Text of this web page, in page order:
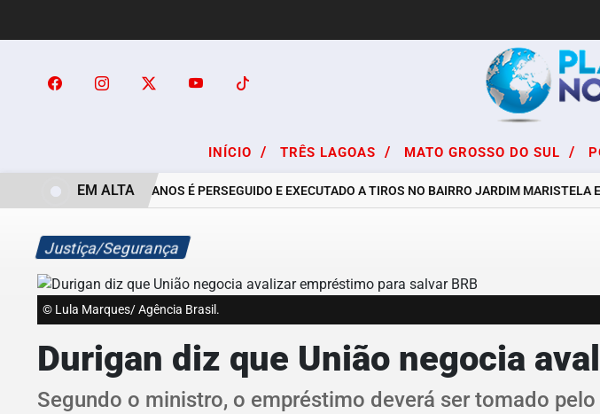
INÍCIO / TRÊS LAGOAS / MATO GROSSO DO SUL /
RAPAZ DE 24 ANOS É PERSEGUIDO E EXECUTADO A TIROS NO BAIRRO JARDIM MARISTELA
EM ALTA
Justiça/Segurança
© Lula Marques/ Agência Brasil.
Durigan diz que União negocia
Segundo o ministro, o empréstimo deverá ser tomado